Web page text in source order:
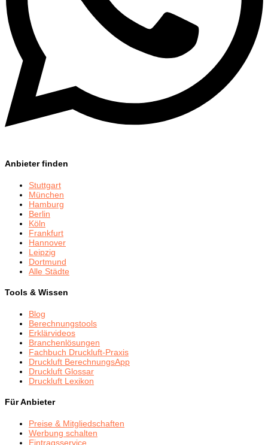
Anbieter finden
Stuttgart
München
Hamburg
Berlin
Köln
Frankfurt
Hannover
Leipzig
Dortmund
Alle Städte
Tools & Wissen
Blog
Berechnungstools
Erklärvideos
Branchenlösungen
Fachbuch Druckluft-Praxis
Druckluft BerechnungsApp
Druckluft Glossar
Druckluft Lexikon
Für Anbieter
Preise & Mitgliedschaften
Werbung schalten
Eintragsservice